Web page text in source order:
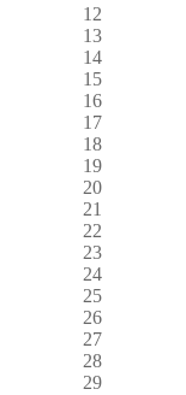
12
13
14
15
16
17
18
19
20
21
22
23
24
25
26
27
28
29